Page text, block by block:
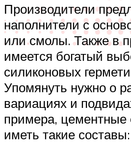
Производители
наполнители с
или смолы. Также в
имеется богатый
силиконовых
Упомянуть нужно о
вариациях и
примера, цементные
иметь такие составы: